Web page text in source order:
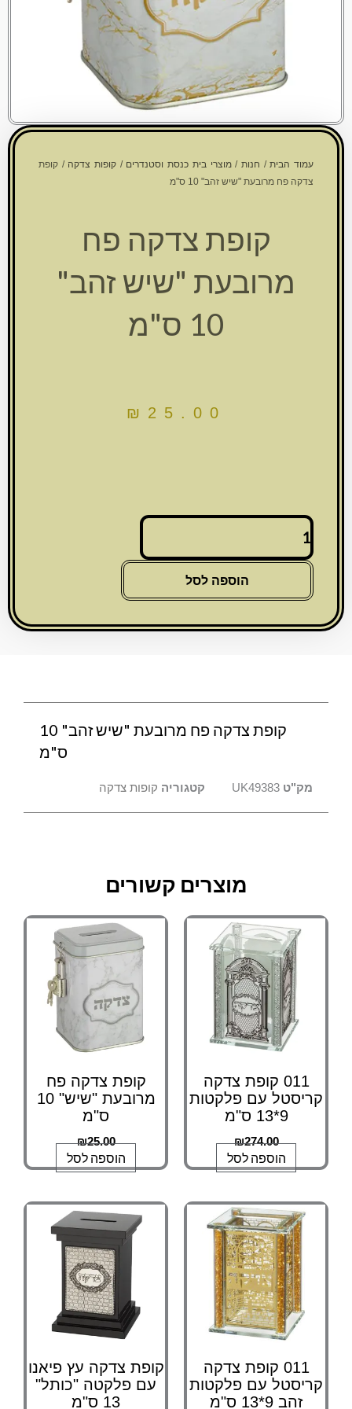
עמוד הבית/ חנות /מוצרי בית כנסת וסטנדרים / קופות צדקה / קופת
צדקה פח מרובעת "שיש זהב" 10 ס"מ
קופת צדקה פח
מרובעת "שיש זהב"
10 ס"מ
₪ 25.00
כמות
של
קופת
פח
"שיש
הוספה לסל
קופת צדקה פח מרובעת "שיש זהב" 10
ס"מ
מק"ט UK49383 קטגוריה קופות צדקה
מוצרים קשורים
011 קופת צדקה
קריסטל עם פלקטות
9*13 ס"מ
₪274.00
הוספה לסל
קופת צדקה פח
מרובעת "שיש" 10
ס"מ
₪25.00
הוספה לסל
011 קופת צדקה
קריסטל עם פלקטות
זהב 9*13 ס"מ
קופת צדקה עץ פיאנו
עם פלקטה "כותל"
13 ס"מ